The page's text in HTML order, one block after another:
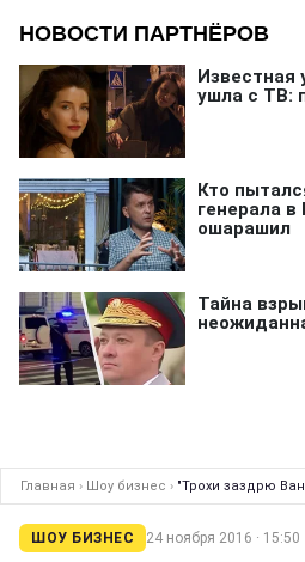
Главная › Шоу бизнес › "Трохи заздрю
ШОУ БИЗНЕС 24 ноября 2016 · 15:50